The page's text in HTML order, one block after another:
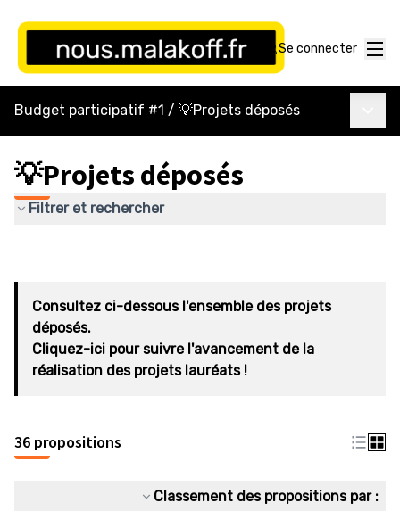
Se connecter
Budget participatif #1 / 💡Projets déposés
💡Projets déposés
Filtrer et rechercher
Consultez ci-dessous l'ensemble des projets
déposés.
Cliquez-ici pour suivre l'avancement de la
réalisation des projets lauréats !
36 propositions
Classement des propositions par :